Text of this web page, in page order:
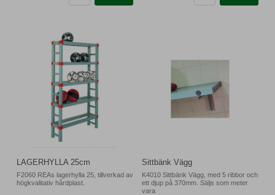
LAGERHYLLA 25cm
F2060 REAs lagerhylla 25, tillverkad av
högkvalitativ hårdplast.
Sittbänk Vägg
K4010 Sittbänk Vägg, med 5 ribbor och
ett djup på 370mm. Säljs som meter
vara